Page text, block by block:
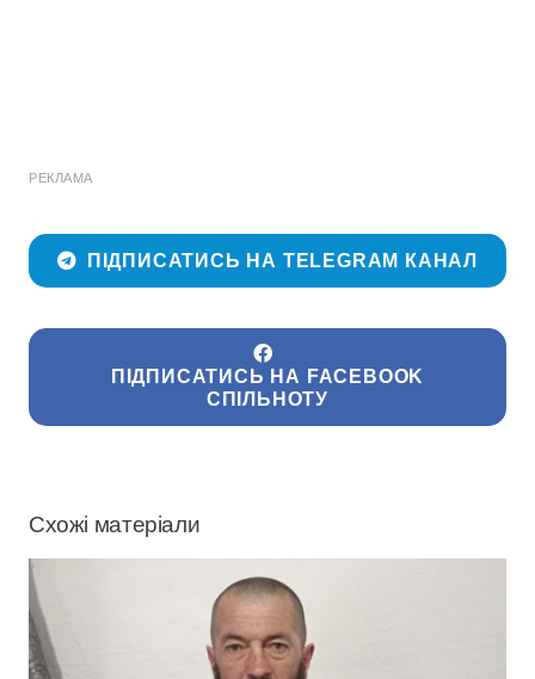
РЕКЛАМА
ПІДПИСАТИСЬ НА TELEGRAM КАНАЛ
ПІДПИСАТИСЬ НА FACEBOOK
СПІЛЬНОТУ
Схожі матеріали